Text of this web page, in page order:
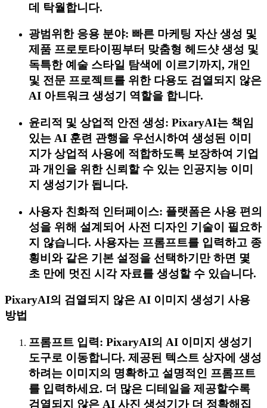
데 탁월합니다.
광범위한 응용 분야: 빠른 마케팅 자산 생성 및
제품 프로토타이핑부터 맞춤형 헤드샷 생성 및
독특한 예술 스타일 탐색에 이르기까지, 개인
및 전문 프로젝트를 위한 다용도 검열되지 않은
AI 아트워크 생성기 역할을 합니다.
윤리적 및 상업적 안전 생성: PixaryAI는 책임
있는 AI 훈련 관행을 우선시하여 생성된 이미
지가 상업적 사용에 적합하도록 보장하여 기업
과 개인을 위한 신뢰할 수 있는 인공지능 이미
지 생성기가 됩니다.
사용자 친화적 인터페이스: 플랫폼은 사용 편의
성을 위해 설계되어 사전 디자인 기술이 필요하
지 않습니다. 사용자는 프롬프트를 입력하고 종
횡비와 같은 기본 설정을 선택하기만 하면 몇
초 만에 멋진 시각 자료를 생성할 수 있습니다.
PixaryAI의 검열되지 않은 AI 이미지 생성기 사용
방법
프롬프트 입력: PixaryAI의 AI 이미지 생성기
도구로 이동합니다. 제공된 텍스트 상자에 생성
하려는 이미지의 명확하고 설명적인 프롬프트
를 입력하세요. 더 많은 디테일을 제공할수록
검열되지 않은 AI 사진 생성기가 더 정확해집